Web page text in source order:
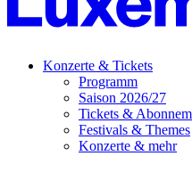
Konzerte & Tickets
Programm
Saison 2026/27
Tickets &
Festivals & Themes
Konzerte & mehr